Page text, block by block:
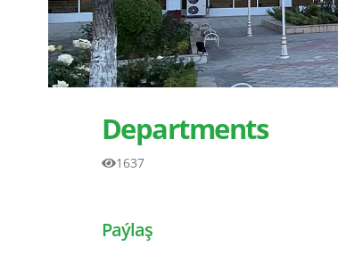
Departments
1637
Paýlaş